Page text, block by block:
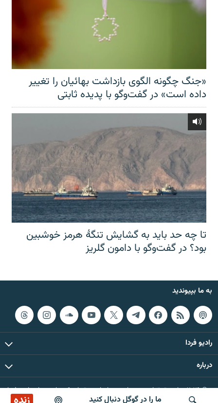
ما را در گوگل دنبال کنید
«جنگ چگونه الگوی بازداشت بهائیان را تغییر
داده است» در گفت‌وگو با پدیده ثابتی
تا چه حد باید به گشایش تنگهٔ هرمز خوشبین
بود؟ در گفت‌وگو با دامون گلریز
به ما بپیوندید
رادیو فردا
درباره
© ۲۰۲۶ تمام حقوق این وب‌سایت، بر اساس مقررات کپی‌رایت، برای رادیو فردا
محفوظ است.